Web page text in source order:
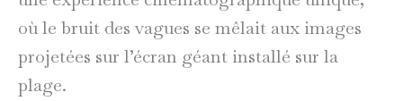
où le bruit des vagues se mêlait aux images
projetées sur l’écran géant installé sur la
plage.